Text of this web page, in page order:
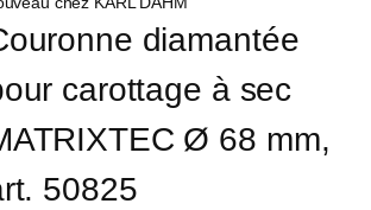
diamantée
carottage à sec
Ø 68 mm,
50825